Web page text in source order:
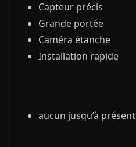
Capteur précis
Grande portée
Caméra étanche
Installation rapide
aucun jusqu’à présent